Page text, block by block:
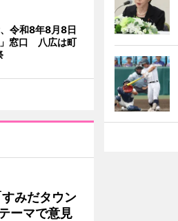
令和8年8月8日
窓口 八広は町
みだタウン
ーマで意見